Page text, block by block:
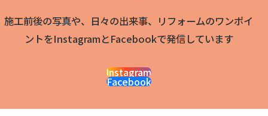
施工前後の写真や、日々の出来事、リフォームのワンポイ
ントをInstagramとFacebookで発信しています
Instagram
Facebook